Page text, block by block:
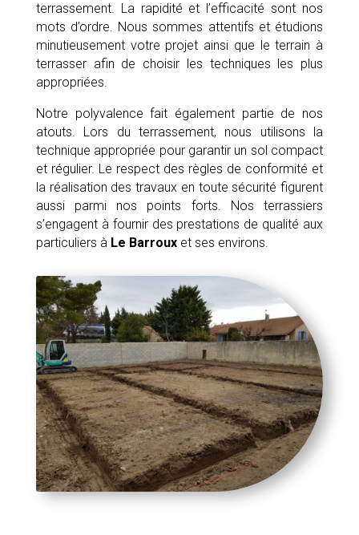
terrassement. La rapidité et l’efficacité sont nos
mots d’ordre. Nous sommes attentifs et étudions
minutieusement votre projet ainsi que le terrain à
terrasser afin de choisir les techniques les plus
appropriées.
Notre polyvalence fait également partie de nos
atouts. Lors du terrassement, nous utilisons la
technique appropriée pour garantir un sol compact
et régulier. Le respect des règles de conformité et
la réalisation des travaux en toute sécurité figurent
aussi parmi nos points forts. Nos terrassiers
s’engagent à fournir des prestations de qualité aux
particuliers à Le Barrouxet ses environs.